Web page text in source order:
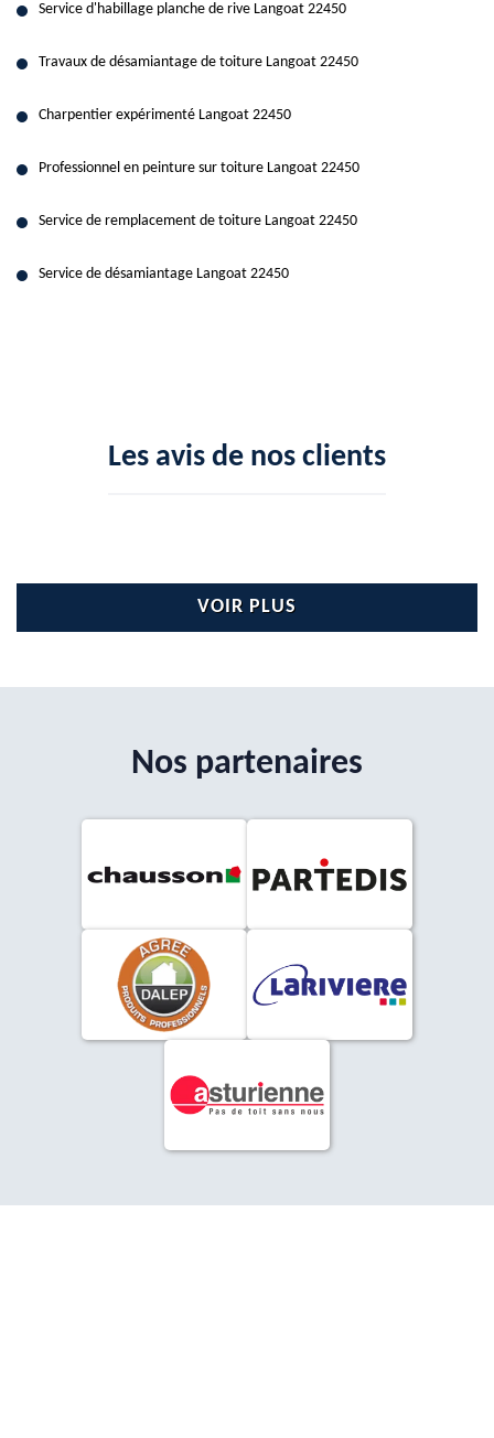
Service d'habillage planche de rive Langoat 22450
Travaux de désamiantage de toiture Langoat 22450
Charpentier expérimenté Langoat 22450
Professionnel en peinture sur toiture Langoat 22450
Service de remplacement de toiture Langoat 22450
Service de désamiantage Langoat 22450
Les avis de nos clients
VOIR PLUS
Nos partenaires